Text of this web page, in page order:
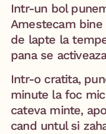
Intr-un bol
Amestecam
de lapte la
pana se
Intr-o cratita,
minute la foc
cateva minte,
cand untul si